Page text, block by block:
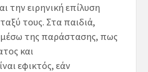
την ειρηνική επίλυση
τους. Στα παιδιά,
της παράστασης, πως
και
εφικτός, εάν